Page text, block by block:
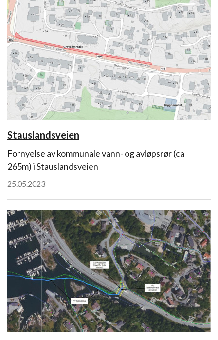
Stauslandsveien
Fornyelse av kommunale vann- og avløpsrør (ca
265m) i Stauslandsveien
25.05.2023